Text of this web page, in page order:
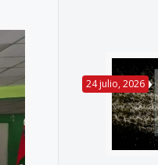
24 julio, 2026